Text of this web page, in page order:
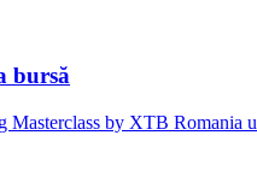
bursă
by XTB Romania